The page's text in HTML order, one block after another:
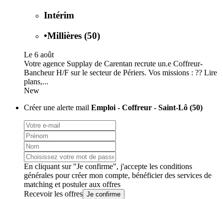
Intérim
•Millières (50)
Le 6 août
Votre agence Supplay de Carentan recrute un.e Coffreur-
Bancheur H/F sur le secteur de Périers. Vos missions : ?? Lire
plans,...
New
Créer une alerte mail Emploi - Coffreur - Saint-Lô (50)
En cliquant sur "Je confirme", j'accepte les conditions
générales pour créer mon compte, bénéficier des services de
matching et postuler aux offres
Recevoir les offres Je confirme